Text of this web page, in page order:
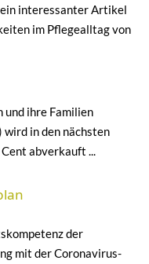
interessanter Artikel
im Pflegealltag von
und ihre Familien
wird in den nächsten
abverkauft ...
der
mit der Coronavirus-